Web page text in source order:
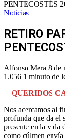
PENTECOSTÉS
Noticias
RETIRO
Alfonso Mera Send
an
8 de
1.056 1 minuto de
QUERIDOS
Nos acercamos al
profunda que da el
presente en la vida
como cúlmen